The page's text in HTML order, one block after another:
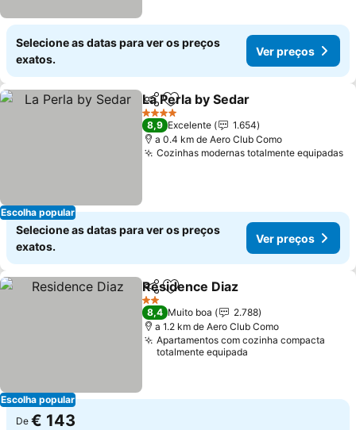
Selecione as datas para ver os preços
exatos.
Ver preços
Escolha popular
PartilharAdicionar aos favoritos
La Perla by Sedar
4 Estrelas
8,9 Excelente
1.654
a 0.4 km de Aero Club Como
Cozinhas modernas totalmente equipadas
Selecione as datas para ver os preços
exatos.
Ver preços
Escolha popular
PartilharAdicionar aos favoritos
Residence Diaz
2 Estrelas
8,4 Muito boa
2.788
a 1.2 km de Aero Club Como
Apartamentos com cozinha compacta
totalmente equipada
De € 143